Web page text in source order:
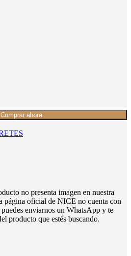
Comprar ahora
no presenta imagen en nuestra
página oficial de NICE no cuenta con
enviarnos un WhatsApp y te
producto que estés buscando.